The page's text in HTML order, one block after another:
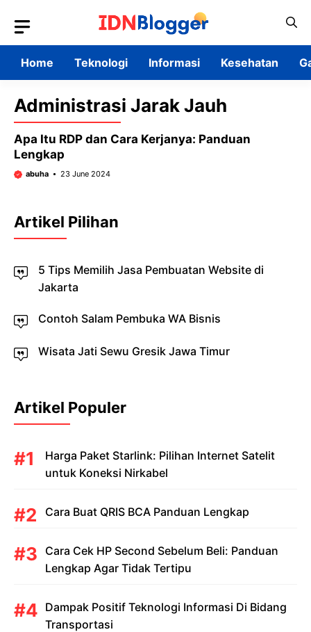
content
Home
Teknologi Informasi Kesehatan
Administrasi Jarak Jauh
Apa Itu RDP dan Cara Kerjanya: Panduan
Lengkap
abuha 23 June 2024
Artikel Pilihan
5 Tips Memilih Jasa Pembuatan Website di
Jakarta
Contoh Salam Pembuka WA Bisnis
Wisata Jati Sewu Gresik Jawa Timur
Artikel Populer
Harga Paket Starlink: Pilihan Internet Satelit
untuk Koneksi Nirkabel
Cara Buat QRIS BCA Panduan Lengkap
Cara Cek HP Second Sebelum Beli: Panduan
Lengkap Agar Tidak Tertipu
Dampak Positif Teknologi Informasi Di Bidang
Transportasi